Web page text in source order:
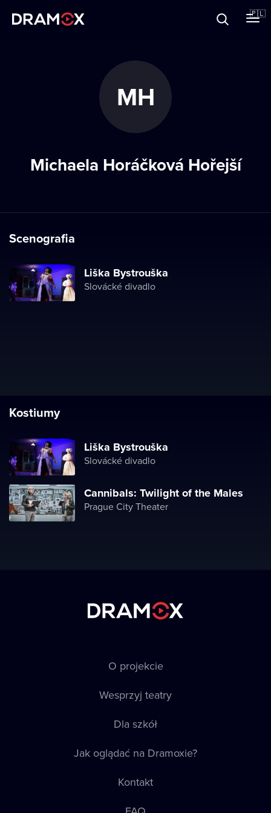
🇵🇱
MH
Michaela Horáčková Hořejší
Scenografia
Liška Bystrouška
Slovácké divadlo
Kostiumy
Liška Bystrouška
Slovácké divadlo
Cannibals: Twilight of the Males
Prague City Theater
O projekcie
Wesprzyj teatry
Dla szkół
Jak oglądać na Dramoxie?
Kontakt